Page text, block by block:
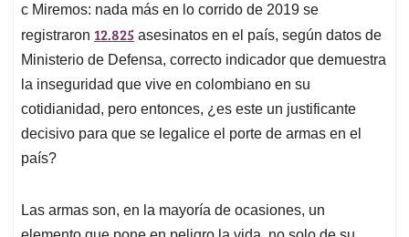
c Miremos: nada más en lo corrido de 2019 se
registraron 12.825 asesinatos en el país, según datos de
Ministerio de Defensa, correcto indicador que demuestra
la inseguridad que vive en colombiano en su
cotidianidad, pero entonces, ¿es este un justificante
decisivo para que se legalice el porte de armas en el
país?
Las armas son, en la mayoría de ocasiones, un